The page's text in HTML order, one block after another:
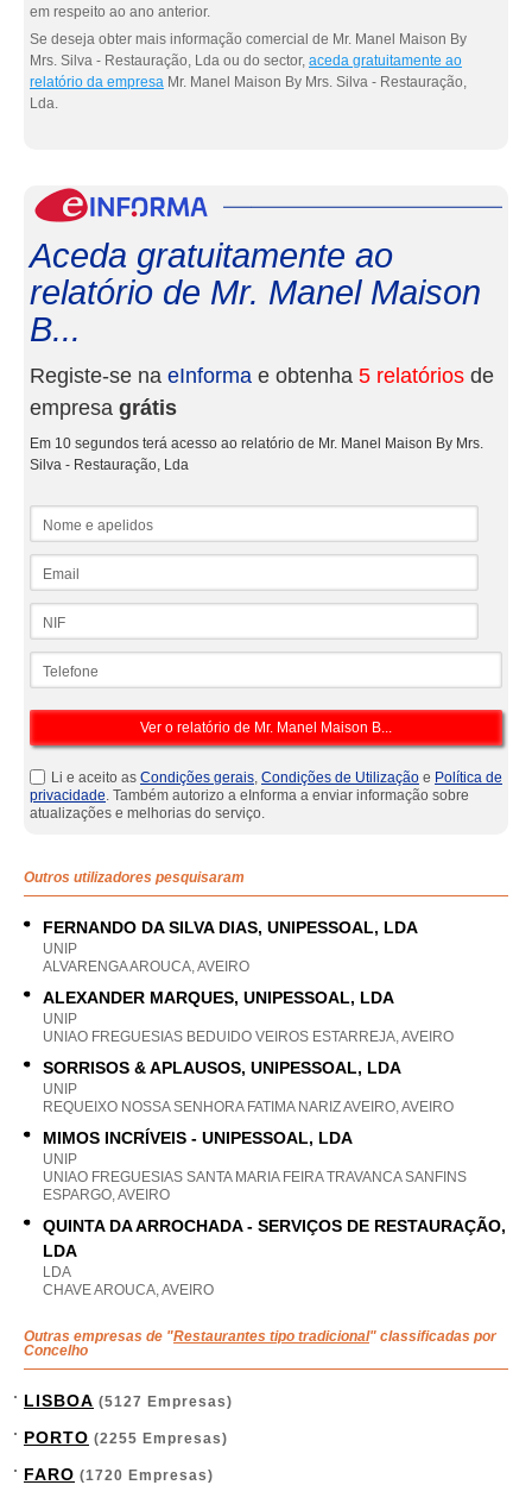
em respeito ao ano anterior.
Se deseja obter mais informação comercial de Mr. Manel Maison By
Mrs. Silva - Restauração, Lda ou do sector, aceda gratuitamente ao
relatório da empresa Mr. Manel Maison By Mrs. Silva - Restauração,
Lda.
Aceda gratuitamente ao
relatório de Mr. Manel Maison
B...
Registe-se na eInforma e obtenha 5 relatórios de
empresa grátis
Em 10 segundos terá acesso ao relatório de Mr. Manel Maison By Mrs.
Silva - Restauração, Lda
Li e aceito as Condições gerais, Condições de Utilização e Política de
privacidade. Também autorizo a eInforma a enviar informação sobre
atualizações e melhorias do serviço.
Outros utilizadores pesquisaram
FERNANDO DA SILVA DIAS, UNIPESSOAL, LDA
UNIP
ALVARENGA AROUCA, AVEIRO
ALEXANDER MARQUES, UNIPESSOAL, LDA
UNIP
UNIAO FREGUESIAS BEDUIDO VEIROS ESTARREJA, AVEIRO
SORRISOS & APLAUSOS, UNIPESSOAL, LDA
UNIP
REQUEIXO NOSSA SENHORA FATIMA NARIZ AVEIRO, AVEIRO
MIMOS INCRÍVEIS - UNIPESSOAL, LDA
UNIP
UNIAO FREGUESIAS SANTA MARIA FEIRA TRAVANCA SANFINS
ESPARGO, AVEIRO
QUINTA DA ARROCHADA - SERVIÇOS DE RESTAURAÇÃO,
LDA
LDA
CHAVE AROUCA, AVEIRO
Outras empresas de "Restaurantes tipo tradicional" classificadas por
Concelho
LISBOA (5127 Empresas)
PORTO (2255 Empresas)
FARO (1720 Empresas)